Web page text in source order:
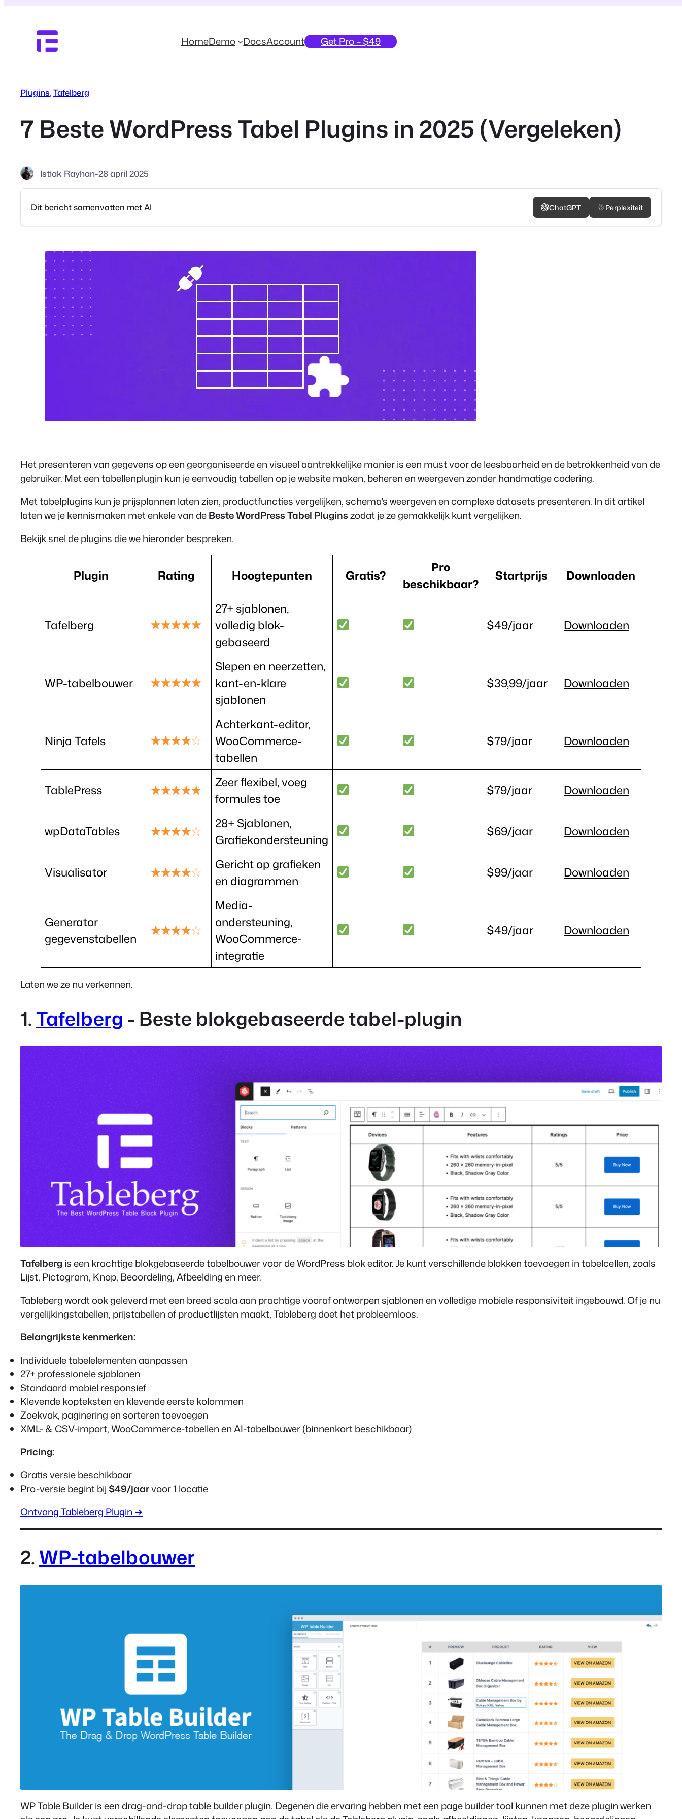
HomeDemo DocsAccount Get Pro – $49
Plugins, Tafelberg
7 Beste WordPress Tabel Plugins in 2025 (Vergeleken)
Istiak Rayhan-28 april 2025
Dit bericht samenvatten met AI ChatGPT Perplexiteit
Het presenteren van gegevens op een georganiseerde en visueel aantrekkelijke manier is een must voor de leesbaarheid en de betrokkenheid van de
gebruiker. Met een tabellenplugin kun je eenvoudig tabellen op je website maken, beheren en weergeven zonder handmatige codering.
Met tabelplugins kun je prijsplannen laten zien, productfuncties vergelijken, schema's weergeven en complexe datasets presenteren. In dit artikel
laten we je kennismaken met enkele van deBeste WordPress Tabel Pluginszodat je ze gemakkelijk kunt vergelijken.
Bekijk snel de plugins die we hieronder bespreken.
Plugin Rating Hoogtepunten Gratis?
Pro
beschikbaar?
Startprijs Downloaden
Tafelberg
27+ sjablonen,
volledig blok-
gebaseerd
$49/jaar Downloaden
WP-tabelbouwer
Slepen en neerzetten,
kant-en-klare
sjablonen
$39,99/jaar Downloaden
Ninja Tafels
Achterkant-editor,
WooCommerce-
tabellen
$79/jaar Downloaden
TablePress
Zeer flexibel, voeg
formules toe
$79/jaar Downloaden
wpDataTables
28+ Sjablonen,
Grafiekondersteuning
$69/jaar Downloaden
Visualisator
Gericht op grafieken
en diagrammen
$99/jaar Downloaden
Generator
gegevenstabellen
Media-
ondersteuning,
WooCommerce-
integratie
$49/jaar Downloaden
Laten we ze nu verkennen.
1.Tafelberg - Beste blokgebaseerde tabel-plugin
Tafelberg is een krachtige blokgebaseerde tabelbouwer voor de WordPress blok editor. Je kunt verschillende blokken toevoegen in tabelcellen, zoals
Lijst, Pictogram, Knop, Beoordeling, Afbeelding en meer.
Tableberg wordt ook geleverd met een breed scala aan prachtige vooraf ontworpen sjablonen en volledige mobiele responsiviteit ingebouwd. Of je nu
vergelijkingstabellen, prijstabellen of productlijsten maakt, Tableberg doet het probleemloos.
Belangrijkste kenmerken:
Individuele tabelelementen aanpassen
27+ professionele sjablonen
Standaard mobiel responsief
Klevende kopteksten en klevende eerste kolommen
Zoekvak, paginering en sorteren toevoegen
XML- & CSV-import, WooCommerce-tabellen en AI-tabelbouwer (binnenkort beschikbaar)
Pricing:
Gratis versie beschikbaar
Pro-versie begint bij $49/jaarvoor 1 locatie
Ontvang Tableberg Plugin ➔
2.WP-tabelbouwer
WP Table Builder is een drag-and-drop table builder plugin. Degenen die ervaring hebben met een page builder tool kunnen met deze plugin werken